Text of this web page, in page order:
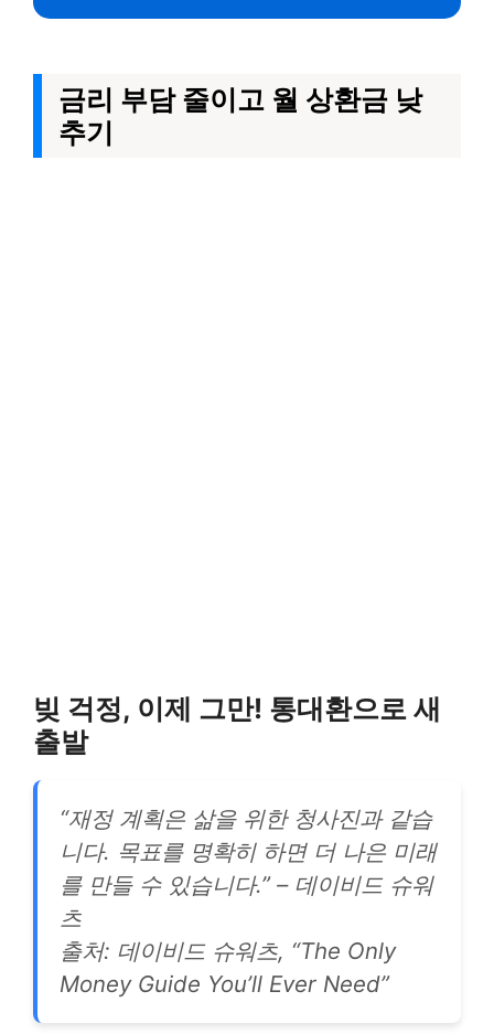
금리 부담 줄이고 월 상환금 낮
추기
빚 걱정, 이제 그만! 통대환으로 새
출발
“재정 계획은 삶을 위한 청사진과 같습
니다. 목표를 명확히 하면 더 나은 미래
를 만들 수 있습니다.” – 데이비드 슈워
츠
출처: 데이비드 슈워츠, “The Only
Money Guide You’ll Ever Need”